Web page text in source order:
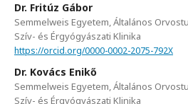
Dr. Fritúz Gábor
Semmelweis Egyetem, Általános
Szív- és Érgyógyászati Klinika
https://orcid.org/0000-0002-2075-792X
Dr. Kovács Enikő
Semmelweis Egyetem, Általános
Szív- és Érgyógyászati Klinika